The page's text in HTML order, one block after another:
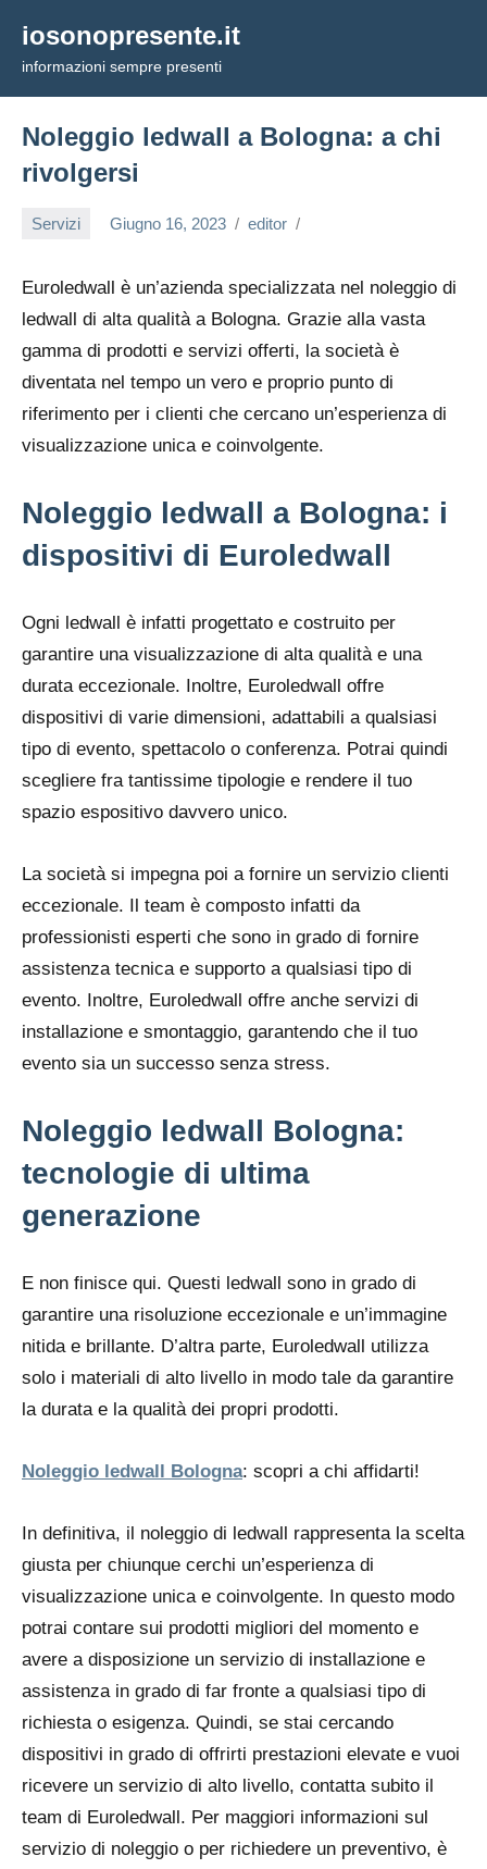
contenuto
iosonopresente.it
informazioni sempre presenti
Noleggio ledwall a Bologna: a chi
rivolgersi
Servizi Giugno 16, 2023 editor
Euroledwall è un’azienda specializzata nel noleggio di
ledwall di alta qualità a Bologna. Grazie alla vasta
gamma di prodotti e servizi offerti, la società è
diventata nel tempo un vero e proprio punto di
riferimento per i clienti che cercano un’esperienza di
visualizzazione unica e coinvolgente.
Noleggio ledwall a Bologna: i
dispositivi di Euroledwall
Ogni ledwall è infatti progettato e costruito per
garantire una visualizzazione di alta qualità e una
durata eccezionale. Inoltre, Euroledwall offre
dispositivi di varie dimensioni, adattabili a qualsiasi
tipo di evento, spettacolo o conferenza. Potrai quindi
scegliere fra tantissime tipologie e rendere il tuo
spazio espositivo davvero unico.
La società si impegna poi a fornire un servizio clienti
eccezionale. Il team è composto infatti da
professionisti esperti che sono in grado di fornire
assistenza tecnica e supporto a qualsiasi tipo di
evento. Inoltre, Euroledwall offre anche servizi di
installazione e smontaggio, garantendo che il tuo
evento sia un successo senza stress.
Noleggio ledwall Bologna:
tecnologie di ultima
generazione
E non finisce qui. Questi ledwall sono in grado di
garantire una risoluzione eccezionale e un’immagine
nitida e brillante. D’altra parte, Euroledwall utilizza
solo i materiali di alto livello in modo tale da garantire
la durata e la qualità dei propri prodotti.
Noleggio ledwall Bologna: scopri a chi affidarti!
In definitiva, il noleggio di ledwall rappresenta la scelta
giusta per chiunque cerchi un’esperienza di
visualizzazione unica e coinvolgente. In questo modo
potrai contare sui prodotti migliori del momento e
avere a disposizione un servizio di installazione e
assistenza in grado di far fronte a qualsiasi tipo di
richiesta o esigenza. Quindi, se stai cercando
dispositivi in grado di offrirti prestazioni elevate e vuoi
ricevere un servizio di alto livello, contatta subito il
team di Euroledwall. Per maggiori informazioni sul
servizio di noleggio o per richiedere un preventivo, è